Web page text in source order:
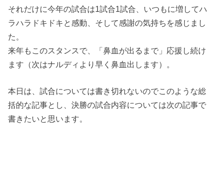
それだけに今年の試合は1試合1試合、いつもに増してハ
ラハラドキドキと感動、そして感謝の気持ちを感じまし
た。
来年もこのスタンスで、「鼻血が出るまで」応援し続け
ます（次はナルディより早く鼻血出します）。
本日は、試合については書き切れないのでこのような総
括的な記事とし、決勝の試合内容については次の記事で
書きたいと思います。